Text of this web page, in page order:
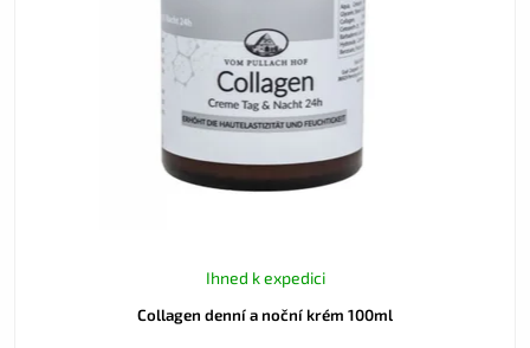
Collagen denní a noční krém 100ml
Ihned k expedici